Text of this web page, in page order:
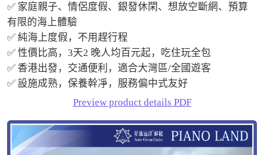
✅ 家庭親子、情侶度假、銀發休閑、想放空斷網、預算
有限的海上體驗
✅ 純海上度假，不用趕行程
✅ 性價比高，3天2 晚人均百元起，吃住玩全包
✅ 香港出發，交通便利，適合大灣區/全國遊客
✅ 設施成熟，保養幹凈，服務偏中式友好
Preview product details PDF